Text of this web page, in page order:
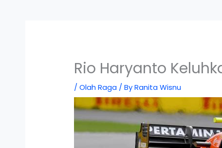
Rio Haryanto
/Olah Raga / ByRanita Wisnu